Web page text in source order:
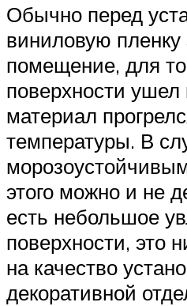
Обычно перед
виниловую пленку
помещение, для
поверхности ушел
материал
температуры. В
этого можно и не
есть небольшое
поверхности, это
на качество
декоративной